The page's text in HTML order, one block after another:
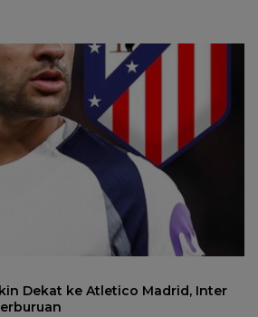
Dekat ke Atletico Madrid, Inter